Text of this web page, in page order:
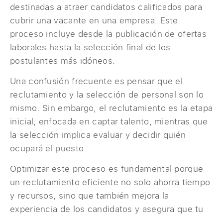
destinadas a atraer candidatos calificados para
cubrir una vacante en una empresa. Este
proceso incluye desde la publicación de ofertas
laborales hasta la selección final de los
postulantes más idóneos.
Una confusión frecuente es pensar que el
reclutamiento y la selección de personal son lo
mismo. Sin embargo, el reclutamiento es la etapa
inicial, enfocada en captar talento, mientras que
la selección implica evaluar y decidir quién
ocupará el puesto.
Optimizar este proceso es fundamental porque
un reclutamiento eficiente no solo ahorra tiempo
y recursos, sino que también mejora la
experiencia de los candidatos y asegura que tu